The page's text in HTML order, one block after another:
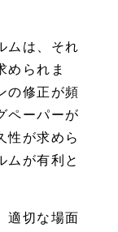
ムは、それ
められま
の修正が頻
ペーパーが
性が求めら
ムが有利と
適切な場面